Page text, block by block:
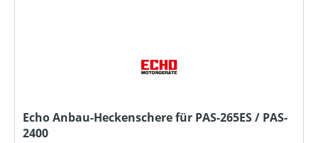
Echo Anbau-Heckenschere für PAS-265ES / PAS-
2400